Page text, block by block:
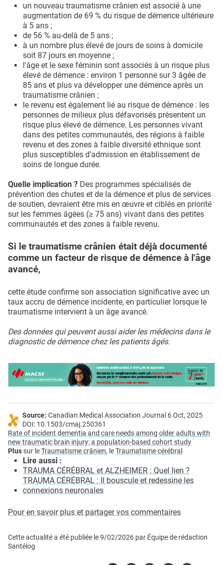
un nouveau traumatisme crânien est associé à une
augmentation de 69 % du risque de démence ultérieure
à 5 ans ;
de 56 % au-delà de 5 ans ;
à un nombre plus élevé de jours de soins à domicile
soit 87 jours en moyenne ;
l'âge et le sexe féminin sont associés à un risque plus
élevé de démence : environ 1 personne sur 3 âgée de
85 ans et plus va développer une démence après un
traumatisme crânien ;
le revenu est également lié au risque de démence : les
personnes de milieux plus défavorisés présentent un
risque plus élevé de démence. Les personnes vivant
dans des petites communautés, des régions à faible
revenu et des zones à faible diversité ethnique sont
plus susceptibles d’admission en établissement de
soins de longue durée.
Quelle implication ? Des programmes spécialisés de
prévention des chutes et de la démence et plus de services
de soutien, devraient être mis en œuvre et ciblés en priorité
sur les femmes âgées (≥ 75 ans) vivant dans des petites
communautés et des zones à faible revenu.
Si le traumatisme crânien était déjà documenté
comme un facteur de risque de démence à l'âge
avancé,
cette étude confirme son association significative avec un
taux accru de démence incidente, en particulier lorsque le
traumatisme intervient à un âge avancé.
Des données qui peuvent aussi aider les médecins dans le
diagnostic de démence chez les patients âgés.
Source: Canadian Medical Association Journal 6 Oct, 2025
DOI: 10.1503/cmaj.250361
Rate of incident dementia and care needs among older adults with
new traumatic brain injury: a population-based cohort study
Plussur leTraumatisme crânien, leTraumatisme cérébral
Lire aussi :
TRAUMA CÉRÉBRAL et ALZHEIMER : Quel lien ?
TRAUMA CÉRÉBRAL : Il bouscule et redessine les
connexions neuronales
Pour en savoir plus et partager vos commentaires
Cette actualité a été publiée le9/02/2026 par Équipe de rédaction
Santélog